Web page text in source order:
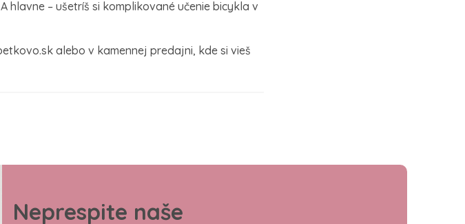
– ušetríš si komplikované učenie bicykla v
alebo v kamennej predajni, kde si vieš
Neprespite naše